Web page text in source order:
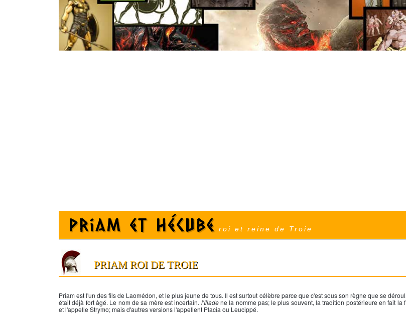
Priam et Hécube roi et reine de Troie
PRIAM ROI DE TROIE
Priam est l'un des fils de Laomédon, et le plus jeune de tous. Il est surtout célèbre parce que c'est sous son règne que se
était déjà fort âgé. Le nom de sa mère est incertain. l'Iliadene la nomme pas; le plus souvent, la tradition postérieure en fait la
et l'appelle Strymo; mais d'autres versions l'appellent Placia ou Leucippé.